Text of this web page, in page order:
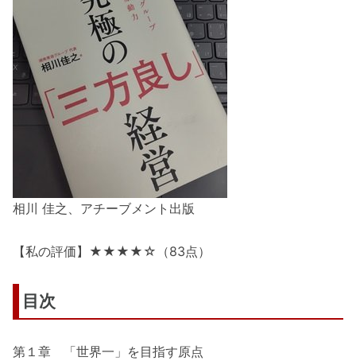
相川 佳之、アチーブメント出版
【私の評価】★★★★☆（83点）
目次
第１章 「世界一」を目指す原点